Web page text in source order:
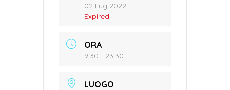
02 Lug 2022
Expired!
ORA
9:30 - 23:30
LUOGO